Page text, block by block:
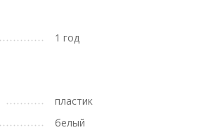
1 год
пластик
белый